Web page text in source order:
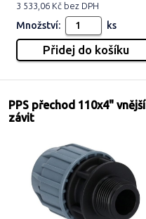
3 533,06 Kč bez DPH
Množství: ks
PPS přechod 110x4" vnější
závit